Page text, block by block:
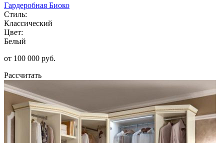
Гардеробная Биоко
Стиль:
Классический
Цвет:
Белый
от 100 000 руб.
Рассчитать